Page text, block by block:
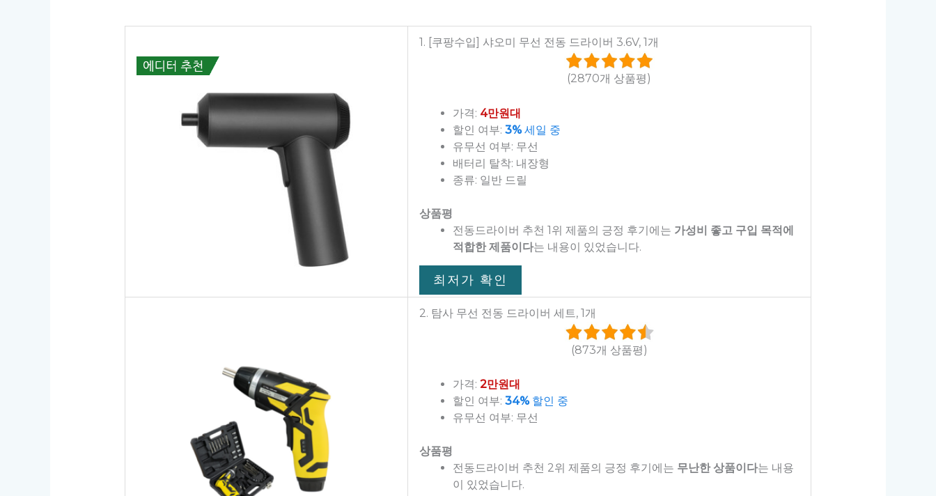
1. [쿠팡수입] 샤오미 무선 전동 드라이버 3.6V, 1개
(2870개 상품평)
가격: 4만원대
할인 여부: 3%세일 중
유무선 여부: 무선
배터리 탈착: 내장형
종류: 일반 드릴
상품평
전동드라이버 추천 1위 제품의 긍정 후기에는 가성비 좋고 구입 목적에
적합한 제품이다는 내용이 있었습니다.
최저가 확인
2. 탐사 무선 전동 드라이버 세트, 1개
(873개 상품평)
가격: 2만원대
할인 여부: 34%할인 중
유무선 여부: 무선
상품평
전동드라이버 추천 2위 제품의 긍정 후기에는 무난한 상품이다는 내용
이 있었습니다.